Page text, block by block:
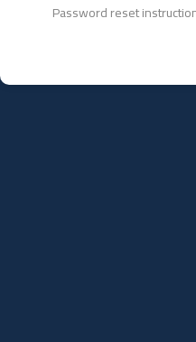
Password reset